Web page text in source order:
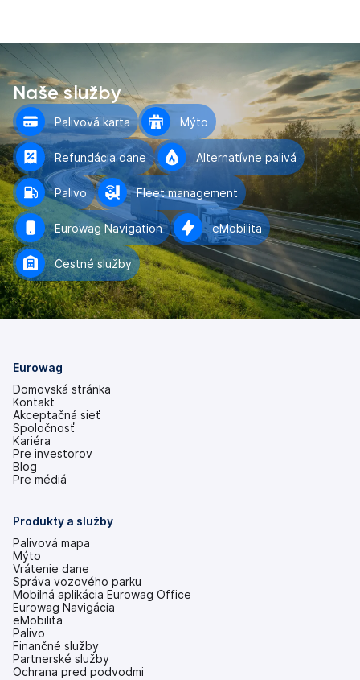
Naše služby
Palivová karta Mýto
Refundácia dane Alternatívne palivá
Palivo Fleet management
Eurowag Navigation eMobilita
Cestné služby
Eurowag
Domovská stránka
Kontakt
Akceptačná sieť
Spoločnosť
Kariéra
Pre investorov
(otvoriť
s
Blog
Pre médiá
Produkty a služby
Palivová mapa
Mýto
Vrátenie dane
Správa vozového parku
Mobilná aplikácia Eurowag Office
Eurowag Navigácia
eMobilita
Palivo
Finančné služby
Partnerské služby
Ochrana pred podvodmi